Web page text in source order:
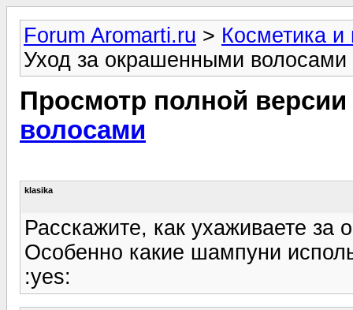
Forum Aromarti.ru > Косметика
Уход за окрашенными волосами
Просмотр полной
волосами
klasika
Расскажите, как ухаживаете
Особенно какие шампуни
:yes: